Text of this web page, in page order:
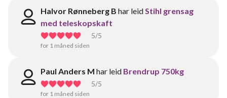
Halvor Rønneberg B har leidStihl grensag
med teleskopskaft
5/5
for 1 måned siden
Paul Anders M har leid Brendrup 750kg
5/5
for 1 måned siden